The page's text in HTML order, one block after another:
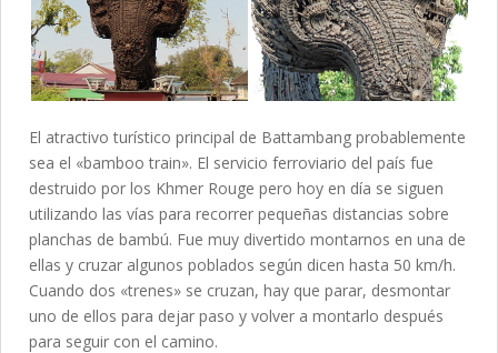
El atractivo turístico principal de Battambang probablemente
sea el «bamboo train». El servicio ferroviario del país fue
destruido por los Khmer Rouge pero hoy en día se siguen
utilizando las vías para recorrer pequeñas distancias sobre
planchas de bambú. Fue muy divertido montarnos en una de
ellas y cruzar algunos poblados según dicen hasta 50 km/h.
Cuando dos «trenes» se cruzan, hay que parar, desmontar
uno de ellos para dejar paso y volver a montarlo después
para seguir con el camino.